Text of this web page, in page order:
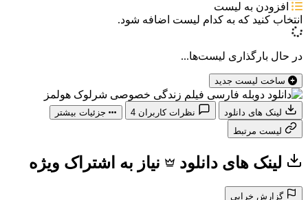
افزودن به لیست
انتخاب کنید که به کدام لیست اضافه شود.
در حال بارگذاری لیست‌ها...
4
جزئیات بیشتر
لینک های دانلود نیاز به اشتراک ویژه
گزارش خرابی